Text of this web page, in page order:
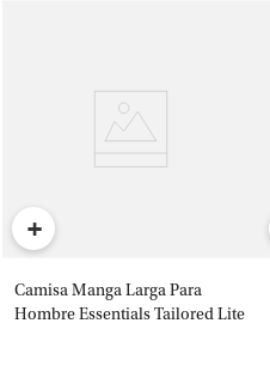
+
Camisa Manga Larga Para
Hombre Essentials Tailored Lite